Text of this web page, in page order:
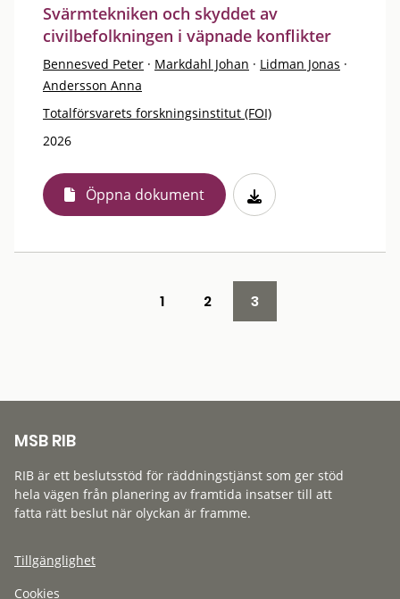
Svärmtekniken och skyddet av
civilbefolkningen i väpnade konflikter
Bennesved Peter · Markdahl Johan · Lidman Jonas ·
Andersson Anna
Totalförsvarets forskningsinstitut (FOI)
2026
Öppna dokument
1 2 3
MSB RIB
RIB är ett beslutsstöd för räddningstjänst som ger stöd
hela vägen från planering av framtida insatser till att
fatta rätt beslut när olyckan är framme.
Tillgänglighet
Cookies